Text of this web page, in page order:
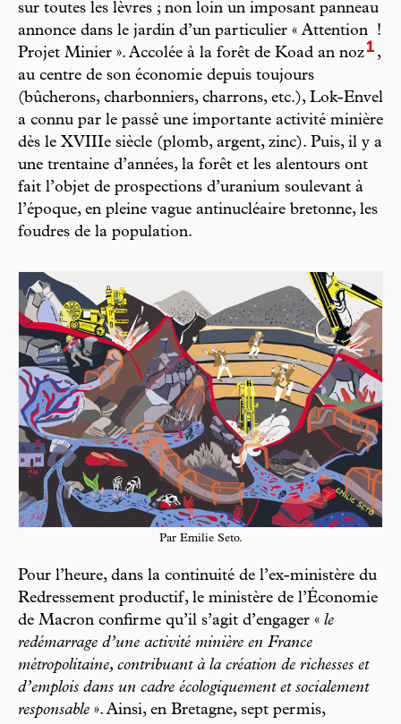
sur toutes les lèvres ; non loin un imposant panneau
annonce dans le jardin d’un particulier « Attention !
Projet Minier ». Accolée à la forêt de Koad an noz1 ,
au centre de son économie depuis toujours
(bûcherons, charbonniers, charrons, etc.), Lok-Envel
a connu par le passé une importante activité minière
dès le XVIIIe siècle (plomb, argent, zinc). Puis, il y a
une trentaine d’années, la forêt et les alentours ont
fait l’objet de prospections d’uranium soulevant à
l’époque, en pleine vague antinucléaire bretonne, les
foudres de la population.
Par Emilie Seto.
Pour l’heure, dans la continuité de l’ex-ministère du
Redressement productif, le ministère de l’Économie
de Macron confirme qu’il s’agit d’engager « le
redémarrage d’une activité minière en France
métropolitaine, contribuant à la création de richesses et
d’emplois dans un cadre écologiquement et socialement
responsable ». Ainsi, en Bretagne, sept permis,